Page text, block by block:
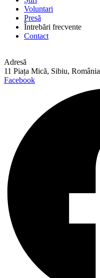
Voluntari
Presă
Întrebări frecvente
Contact
Adresă
11 Piața Mică, Sibiu, România
Facebook